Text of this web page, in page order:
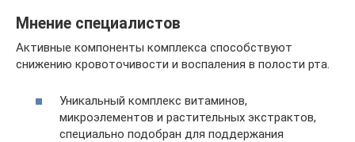
Мнение специалистов
Активные компоненты комплекса способствуют
снижению кровоточивости и воспаления в полости рта.
Уникальный комплекс витаминов,
микроэлементов и растительных экстрактов,
специально подобран для поддержания